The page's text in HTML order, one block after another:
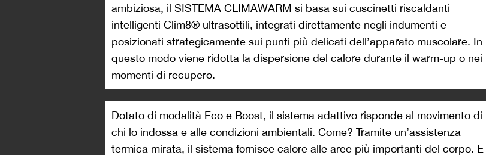
ambiziosa, il SISTEMA CLIMAWARM si basa sui cuscinetti riscaldanti
intelligenti Clim8® ultrasottili, integrati direttamente negli indumenti e
posizionati strategicamente sui punti più delicati dell’apparato muscolare. In
questo modo viene ridotta la dispersione del calore durante il warm-up o nei
momenti di recupero.
Dotato di modalità Eco e Boost, il sistema adattivo risponde al movimento di
chi lo indossa e alle condizioni ambientali. Come? Tramite un’assistenza
termica mirata, il sistema fornisce calore alle aree più importanti del corpo. E